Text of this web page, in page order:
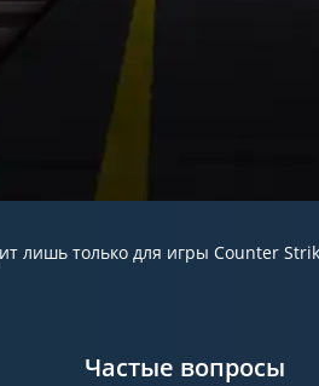
лишь только для игры Counter
Частые вопросы